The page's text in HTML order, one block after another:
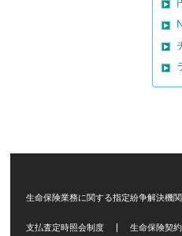
生命保険業務に関する指定紛争解決機
支払査定時照会制度 生命保険契